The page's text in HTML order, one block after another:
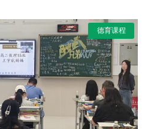
德育课程